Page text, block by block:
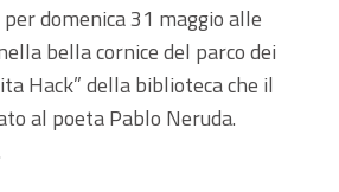
domenica 31 maggio alle
bella cornice del parco dei
Hack” della biblioteca che il
al poeta Pablo Neruda.